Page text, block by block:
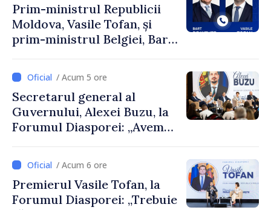
Prim-ministrul Republicii
Moldova, Vasile Tofan, și
prim-ministrul Belgiei, Bart
despre parcursul european
al Republicii Moldova.
/ Acum 5 ore
Secretarul general al
Guvernului, Alexei Buzu, la
Forumul Diasporei: „Avem
dumneavoastră pentru a
construi comunități mai
puternice”
/ Acum 6 ore
Premierul Vasile Tofan, la
Forumul Diasporei: „Trebuie